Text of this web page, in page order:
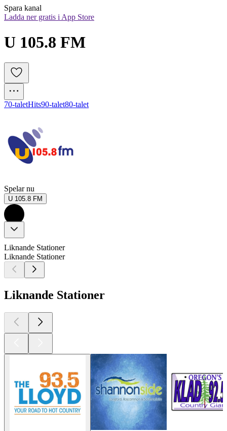
Spara kanal
Ladda ner gratis i App Store
U 105.8 FM
70-taletHits90-talet80-talet
Spelar nu
U 105.8 FM
Liknande Stationer
Liknande Stationer
Liknande Stationer